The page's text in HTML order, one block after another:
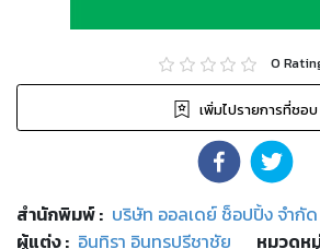
0
เพิ่มไปรายการที่ชอบ
สำนักพิมพ์: บริษัท ออลเดย์ ช็อปปิ้ง จำกัด
ผู้แต่ง : อินทิรา อินทรปรีชาชัย หมวดห